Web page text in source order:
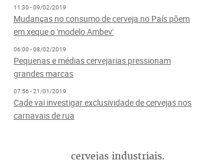
11:30 - 09/02/2019
Mudanças no consumo de cerveja no País põem
em xeque o 'modelo Ambev'
06:00 - 08/02/2019
Pequenas e médias cervejarias pressionam
grandes marcas
07:56 - 21/01/2019
Cade vai investigar exclusividade de cervejas nos
carnavais de rua
cervejas industriais.